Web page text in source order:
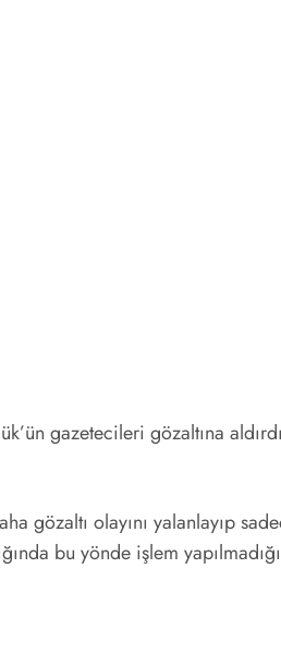
gazetecileri gözaltına
gözaltı olayını yalanlayıp
bu yönde işlem